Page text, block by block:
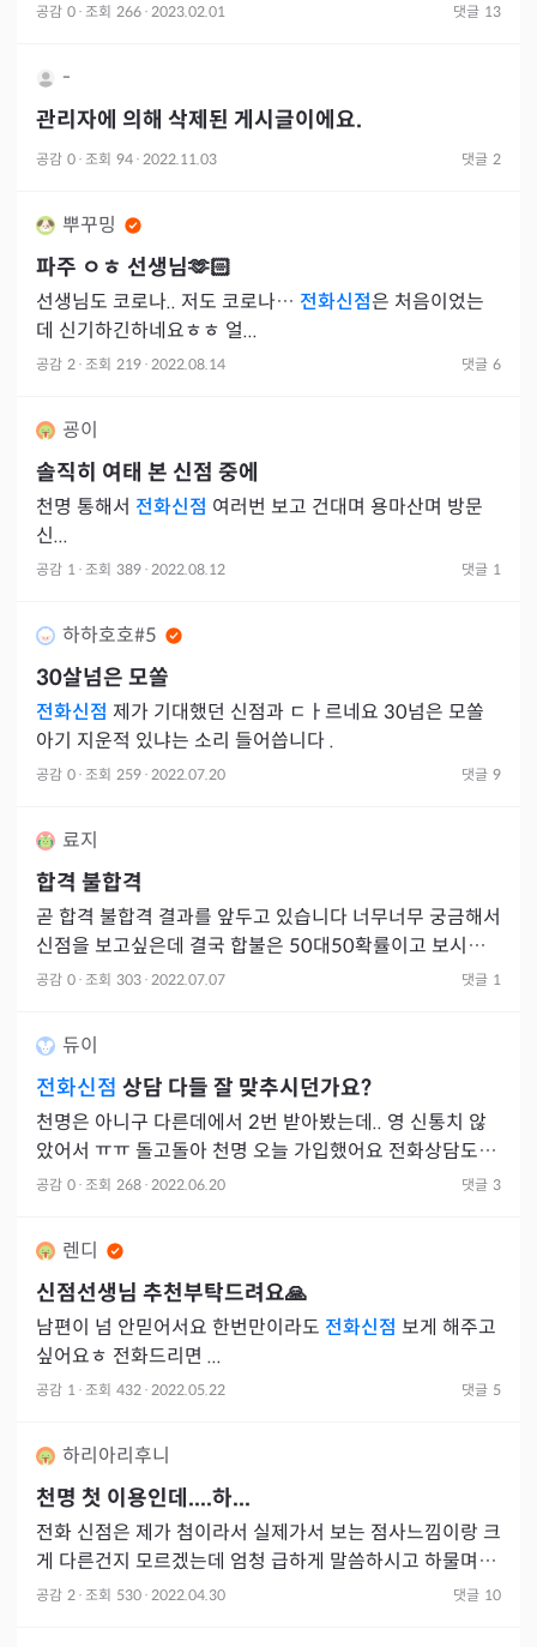
공감 0 · 조회 266 · 2023.02.01 댓글 13
-
관리자에 의해 삭제된 게시글이에요.
공감 0 · 조회 94 · 2022.11.03 댓글 2
뿌꾸밍
파주 ㅇㅎ 선생님🫶🏻
선생님도 코로나.. 저도 코로나… 전화신점은 처음이었는
데 신기하긴하네요ㅎㅎ 얼...
공감 2 · 조회 219 · 2022.08.14 댓글 6
굥이
솔직히 여태 본 신점 중에
천명 통해서 전화신점 여러번 보고 건대며 용마산며 방문
신...
공감 1 · 조회 389 · 2022.08.12 댓글 1
하하호호#5
30살넘은 모쏠
전화신점 제가 기대했던 신점과 ㄷㅏ르네요 30넘은 모쏠
아기 지운적 있냐는 소리 들어씁니다 .
공감 0 · 조회 259 · 2022.07.20 댓글 9
료지
합격 불합격
곧 합격 불합격 결과를 앞두고 있습니다 너무너무 궁금해서
신점을 보고싶은데 결국 합불은 50대50확률이고 보시는
분마다 공수가 다를거같아서 뭔가 망설여지네요 그리고 지
공감 0 · 조회 303 · 2022.07.07 댓글 1
듀이
전화신점 상담 다들 잘 맞추시던가요?
천명은 아니구 다른데에서 2번 받아봤는데.. 영 신통치 않
았어서 ㅠㅠ 돌고돌아 천명 오늘 가입했어요 전화상담도 많
공감 0 · 조회 268 · 2022.06.20 댓글 3
렌디
신점선생님 추천부탁드려요🙏
남편이 넘 안믿어서요 한번만이라도 전화신점 보게 해주고
싶어요ㅎ 전화드리면 ...
공감 1 · 조회 432 · 2022.05.22 댓글 5
하리아리후니
천명 첫 이용인데....하...
전화 신점은 제가 첨이라서 실제가서 보는 점사느낌이랑 크
게 다른건지 모르겠는데 엄청 급하게 말씀하시고 하물며 내
성격 하나도 못맞추시길래 아 돈날렸다 생각들었고 혹시나
공감 2 · 조회 530 · 2022.04.30 댓글 10